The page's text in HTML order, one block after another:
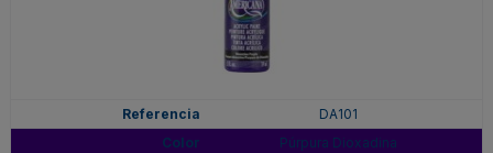
DA101
Púrpura Dioxadina